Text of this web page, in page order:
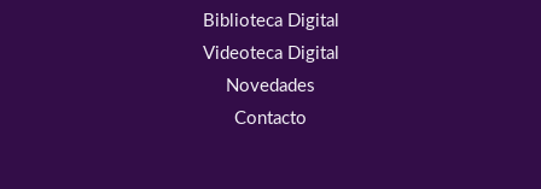
Biblioteca Digital
Videoteca Digital
Novedades
Contacto